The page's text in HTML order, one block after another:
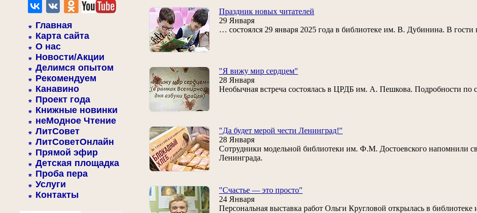
Главная
Карта сайта
О нас
Новости/Акции
Делимся опытом
Рекомендуем
Канавино
Проект года
Книжные новинки
неМодное Чтение
ЛитСовет
ЛитСоветОнлайн
Прямой эфир
Детская площадка
Проба пера
Услуги
Контакты
Праздник новых читателей
29 Января
… состоялся 29 января 2025 года в библиотеке им. В. Дубинина. В
"Я вижу мир сердцем"
28 Января
Необычная встреча состоялась в ЦРДБ им. А. Пешкова. Подробности по
"Да будет мерой чести Ленинград!"
28 Января
Сотрудники модельной библиотеки им. Ф.М. Достоевского напомнили
Ленинграда.
"Счастье — это просто"
24 Января
Персональная выставка работ Ольги Кругловой открылась в